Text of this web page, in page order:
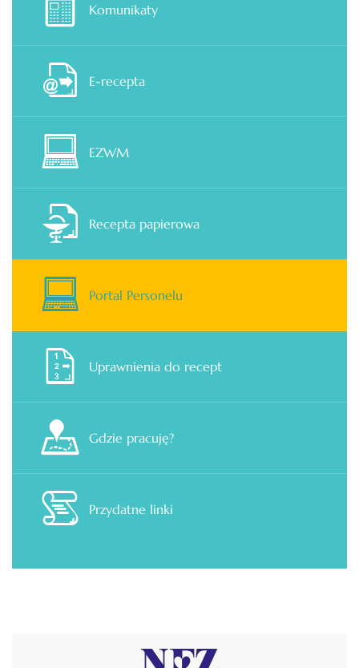
Komunikaty
E-recepta
EZWM
Recepta papierowa
Portal Personelu
Uprawnienia do recept
Gdzie pracuję?
Przydatne linki